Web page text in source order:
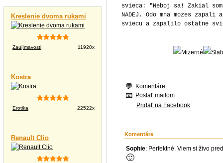
Kreslenie dvoma rukami
Zaujímavosti 11920x
Kostra
Erotika 22522x
Renault Clio
svieca: "Neboj sa! Zakial
NADEJ. Odo mna mozes
sviecu a zapalilo ostatne
Komentáre
Poslať mailom
Pridať na Facebook
Komentáre
Sophie: Perfektné. Viem si živo
🙂